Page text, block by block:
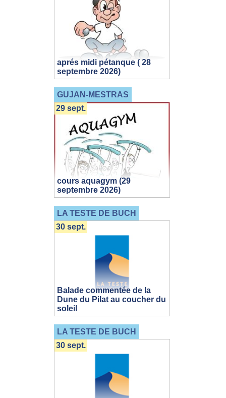
aprés midi pétanque ( 28
septembre 2026)
GUJAN-MESTRAS
cours aquagym (29
septembre 2026)
29 sept.
LA TESTE DE BUCH
Balade commentée de la
Dune du Pilat au coucher du
soleil
30 sept.
LA TESTE DE BUCH
30 sept.